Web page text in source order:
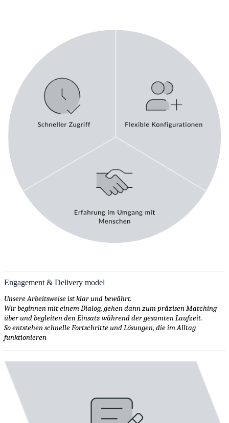
Engagement & Delivery model
Unsere Arbeitsweise ist klar und bewährt.
Wir beginnen mit einem Dialog, gehen dann zum präzisen Matching
über und begleiten den Einsatz während der gesamten Laufzeit.
So entstehen schnelle Fortschritte und Lösungen, die im Alltag
funktionieren